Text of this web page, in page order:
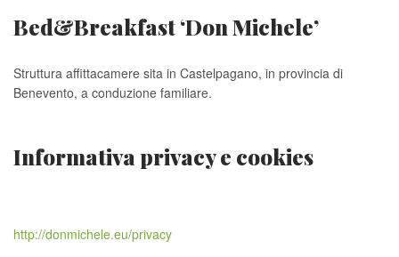
Bed&Breakfast ‘Don Michele’
Struttura affittacamere sita in Castelpagano, in provincia di
Benevento, a conduzione familiare.
Informativa privacy e cookies
http://donmichele.eu/privacy